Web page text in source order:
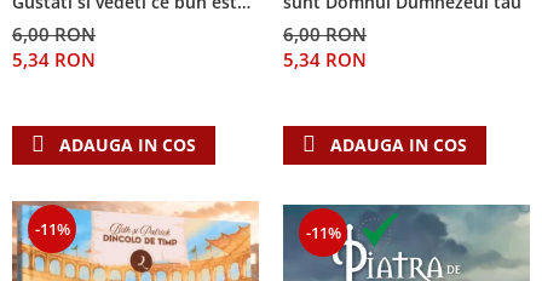
Domnul!
6,00 RON
5,34 RON
ADAUGA IN COS
6,00 RON
5,34 RON
ADAUGA IN COS
-11% -11%